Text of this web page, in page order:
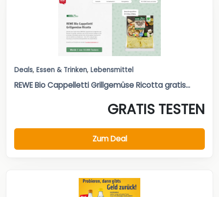
Deals, Essen & Trinken, Lebensmittel
REWE Bio Cappelletti Grillgemüse Ricotta gratis...
GRATIS TESTEN
Zum Deal